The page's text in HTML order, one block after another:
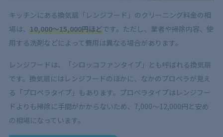
7
レンジフードのクリーニング業者は料金だけでなく評
判もチェックしよう！
キッチンにある換気扇「レンジフード」のクリーニング料金の相
場は、 10,000～15,000円ほどです。ただし、業者や掃除内容、使
用する洗剤などによって費用は異なる場合があります。
レンジフードは、「シロッコファンタイプ」とも呼ばれる換気扇
です。換気扇にはレンジフードのほかに、なかのプロペラが見え
る「プロペラタイプ」もあります。プロペラタイプはレンジフー
ドよりも掃除に手間がかからないため、7,000～12,000円と安め
の相場になっています。